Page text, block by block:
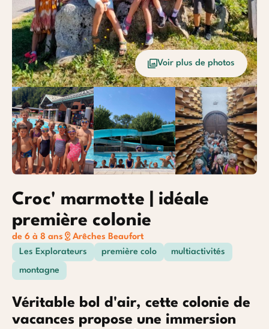
Baroudeurs
Voir plus de photos
Croc' marmotte | idéale
première colonie
de 6 à 8 ans
Arêches Beaufort
Les Explorateurs
première colo multiactivités
montagne
Véritable bol d'air, cette colonie de
vacances propose une immersion